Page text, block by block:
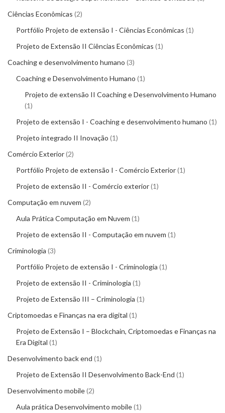
Ciências Econômicas 2
Portfólio Projeto de extensão I - Ciências Econômicas 1
Projeto de Extensão II Ciências Econômicas 1
Coaching e desenvolvimento humano 3
Coaching e Desenvolvimento Humano 1
Projeto de extensão II Coaching e Desenvolvimento Humano
1
Projeto de extensão I - Coaching e desenvolvimento humano 1
Projeto integrado II Inovação 1
Comércio Exterior 2
Portfólio Projeto de extensão I - Comércio Exterior 1
Projeto de extensão II - Comércio exterior 1
Computação em nuvem 2
Aula Prática Computação em Nuvem 1
Projeto de extensão II - Computação em nuvem 1
Criminologia 3
Portfólio Projeto de extensão I - Criminologia 1
Projeto de extensão II - Criminologia 1
Projeto de Extensão III – Criminologia 1
Criptomoedas e Finanças na era digital 1
Projeto de Extensão I – Blockchain, Criptomoedas e Finanças na
Era Digital 1
Desenvolvimento back end 1
Projeto de Extensão II Desenvolvimento Back-End 1
Desenvolvimento mobile 2
Aula prática Desenvolvimento mobile 1